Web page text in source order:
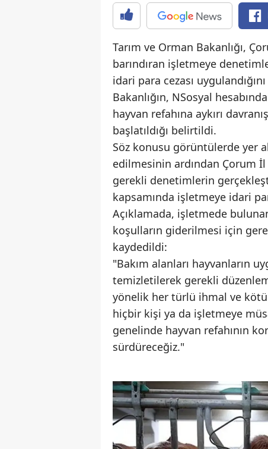
Tarım ve Orman Bakanlığı,
barındıran işletmeye
idari para cezası
Bakanlığın, NSosyal
hayvan refahına aykırı
başlatıldığı belirtildi.
Söz konusu görüntülerde yer
edilmesinin ardından Çorum
gerekli denetimlerin
kapsamında işletmeye idari
Açıklamada, işletmede
koşulların giderilmesi için
kaydedildi:
"Bakım alanları hayvanların
temizletilerek gerekli
yönelik her türlü ihmal ve
hiçbir kişi ya da işletmeye
genelinde hayvan refahının
sürdüreceğiz."